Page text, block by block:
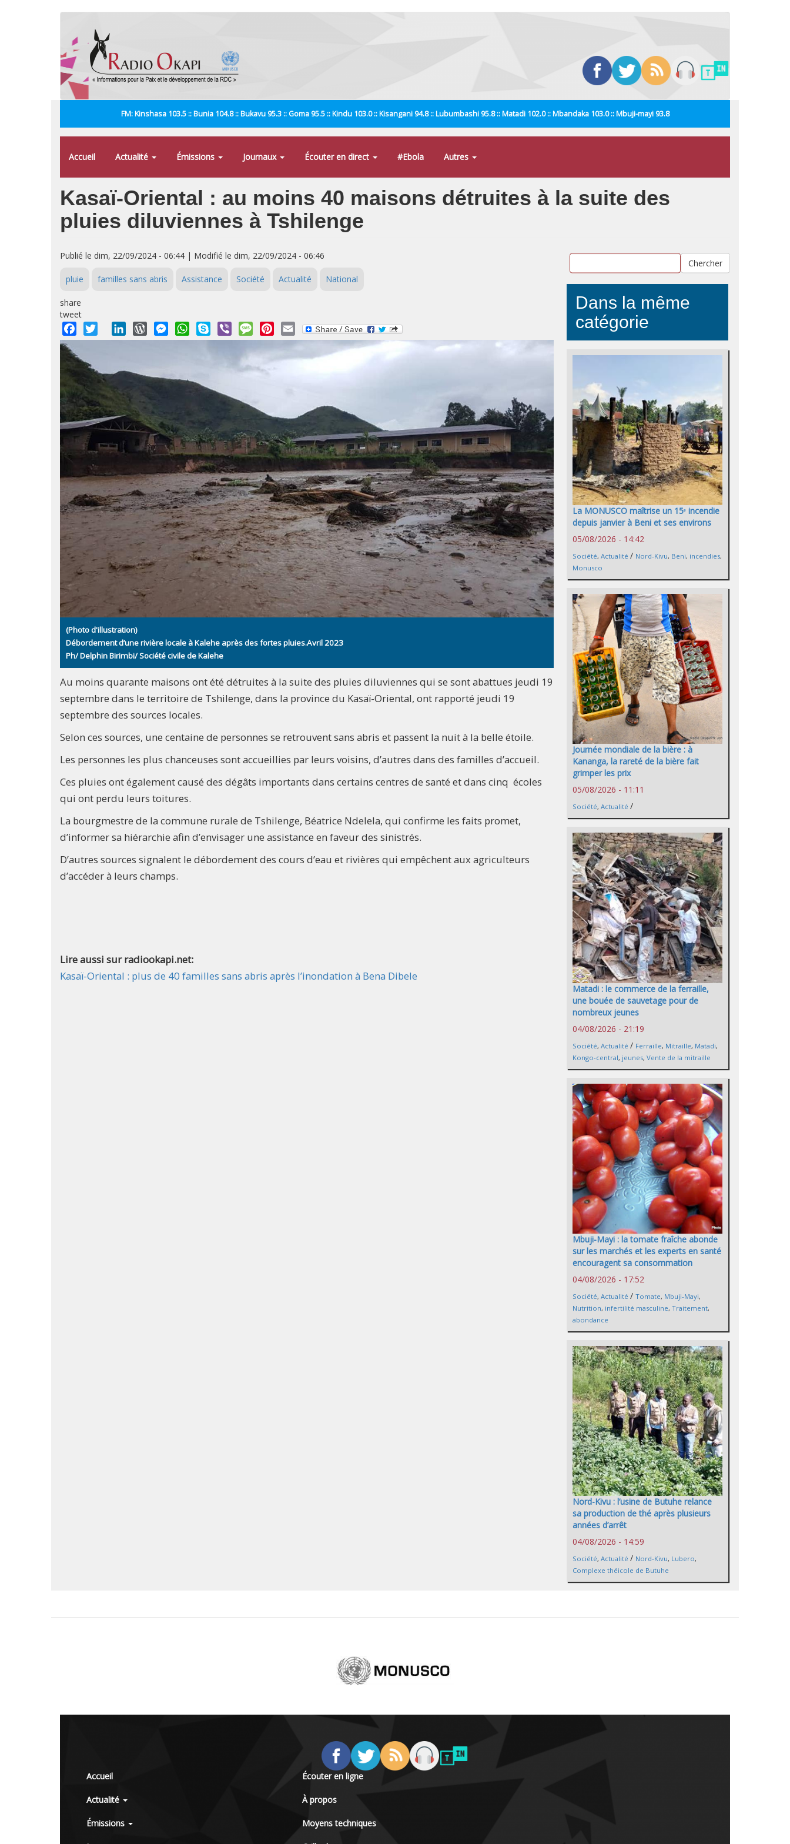
FM: Kinshasa 103.5 :: Bunia 104.8 :: Bukavu 95.3 :: Goma 95.5 :: Kindu 103.0 :: Kisangani 94.8 :: Lubumbashi 95.8 :: Matadi 102.0 :: Mbandaka 103.0 :: Mbuji-mayi 93.8
Accueil Actualité Émissions Journaux Écouter en direct #Ebola Autres
Kasaï-Oriental : au moins 40 maisons détruites à la suite des
pluies diluviennes à Tshilenge
Publié le dim, 22/09/2024 - 06:44 | Modifié le dim, 22/09/2024 - 06:46
pluie familles sans abris Assistance Société Actualité National
share
tweet
Facebook
Twitter LinkedInWordPressMessengerWhatsApp
Skype Viber MessagePinterest
Email
(Photo d'illustration)
Débordement d’une rivière locale à Kalehe après des fortes pluies.Avril 2023
Ph/ Delphin Birimbi/ Société civile de Kalehe
Au moins quarante maisons ont été détruites à la suite des pluies diluviennes qui se sont abattues jeudi 19
septembre dans le territoire de Tshilenge, dans la province du Kasaï-Oriental, ont rapporté jeudi 19
septembre des sources locales.
Selon ces sources, une centaine de personnes se retrouvent sans abris et passent la nuit à la belle étoile.
Les personnes les plus chanceuses sont accueillies par leurs voisins, d’autres dans des familles d’accueil.
Ces pluies ont également causé des dégâts importants dans certains centres de santé et dans cinq écoles
qui ont perdu leurs toitures.
La bourgmestre de la commune rurale de Tshilenge, Béatrice Ndelela, qui confirme les faits promet,
d’informer sa hiérarchie afin d’envisager une assistance en faveur des sinistrés.
D’autres sources signalent le débordement des cours d’eau et rivières qui empêchent aux agriculteurs
d’accéder à leurs champs.
Lire aussi sur radiookapi.net:
Kasaï-Oriental : plus de 40 familles sans abris après l’inondation à Bena Dibele
Chercher
Dans la même
catégorie
La MONUSCO maîtrise un 15ᵉ incendie
depuis janvier à Beni et ses environs
05/08/2026 - 14:42
Société, Actualité / Nord-Kivu, Beni, incendies,
Monusco
Journée mondiale de la bière : à
Kananga, la rareté de la bière fait
grimper les prix
05/08/2026 - 11:11
Société, Actualité /
Matadi : le commerce de la ferraille,
une bouée de sauvetage pour de
nombreux jeunes
04/08/2026 - 21:19
Société, Actualité / Ferraille, Mitraille, Matadi,
Kongo-central, jeunes, Vente de la mitraille
Mbuji-Mayi : la tomate fraîche abonde
sur les marchés et les experts en santé
encouragent sa consommation
04/08/2026 - 17:52
Société, Actualité / Tomate, Mbuji-Mayi,
Nutrition, infertilité masculine, Traitement,
abondance
Nord-Kivu : l’usine de Butuhe relance
sa production de thé après plusieurs
années d’arrêt
04/08/2026 - 14:59
Société, Actualité / Nord-Kivu, Lubero,
Complexe théicole de Butuhe
Accueil
Actualité
Émissions
Écouter en ligne
À propos
Moyens techniques